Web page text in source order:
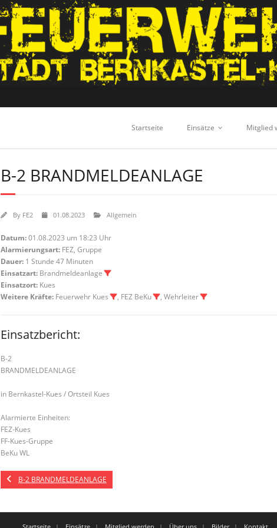
Startseite Einsätze Mitglied
B-2 BRANDMELDEANLAGE
By FE2 01.08.2023 Allgemein
Datum:01.08.2023 um 18:23 Uhr
Alarmierungsart: FEZ, Gruppe
Dauer: 1 Stunde 47 Minuten
Einsatzart: Brandmeldeanlage
Einsatzort: Kues
Weitere Kräfte: Feuerwehr Kues , FEZ BeKu , Wehrleiter
Einsatzbericht:
B-2
BRANDMELDEANLAGE
in Bernkastel-Kues / Ortsteil Kues
Alarmierte Einheiten:
FEZ-Kues
FF-Kues-Gruppe
BeKu WL
B-2 BRANDMELDEANLAGE